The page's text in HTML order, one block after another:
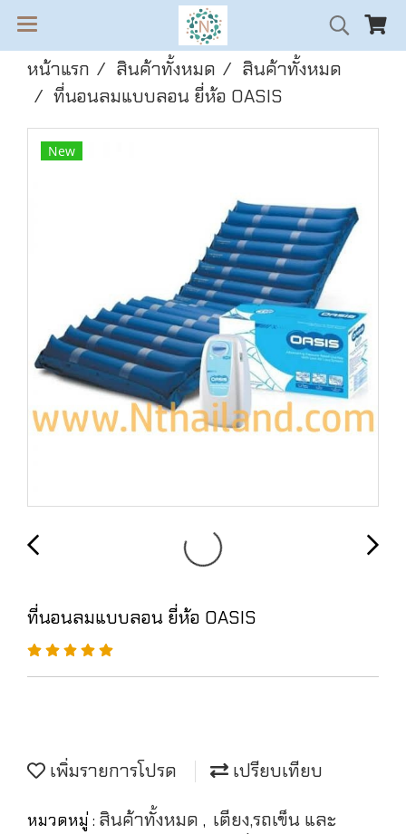
หน้าแรก สินค้าทั้งหมด
สินค้าทั้งหมด
ที่นอนลมแบบลอน ยี่ห้อ OASIS
New
ที่นอนลมแบบลอน ยี่ห้อ OASIS
เพิ่มรายการโปรด เปรียบเทียบ
หมวดหมู่ : สินค้าทั้งหมด , เตียง,รถเข็น และ